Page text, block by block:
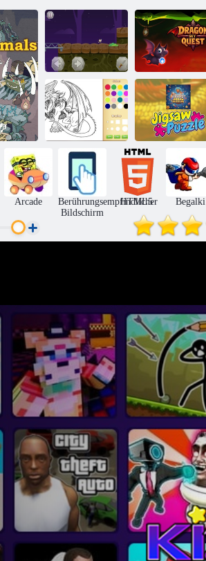
Dragon Clash
Adventure
Drago Sky
Quest
Malbuch für
Drachen
Chimäre
Chinesische
Drachenpuzzle
Rätsel
Arcade
Berührungsempfindlicher
Bildschirm
HTML5 Begalki